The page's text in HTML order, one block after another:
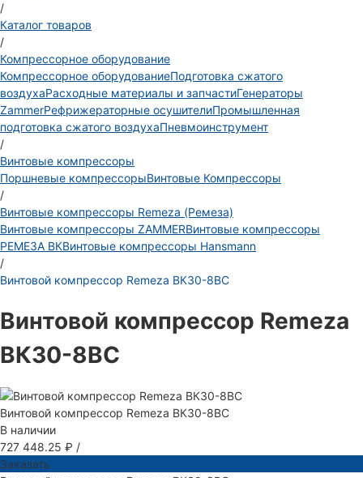
/
Каталог товаров
/
Компрессорное оборудование
Компрессорное оборудованиеПодготовка сжатого
воздухаРасходные материалы и запчастиГенераторы
ZammerРефрижераторные осушителиПромышленная
подготовка сжатого воздухаПневмоинструмент
/
Винтовые компрессоры
Поршневые компрессорыВинтовые Компрессоры
/
Винтовые компрессоры Remeza (Ремеза)
Винтовые компрессоры ZAMMERВинтовые компрессоры
РЕМЕЗА ВКВинтовые компрессоры Hansmann
/
Винтовой компрессор Remeza ВК30-8ВС
Винтовой компрессор Remeza
ВК30-8ВС
Винтовой компрессор Remeza ВК30-8ВС
В наличии
727 448.25 ₽ /
Заказать